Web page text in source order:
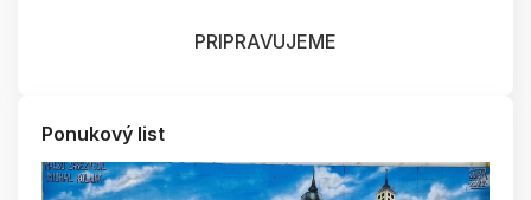
PRIPRAVUJEME
Ponukový list